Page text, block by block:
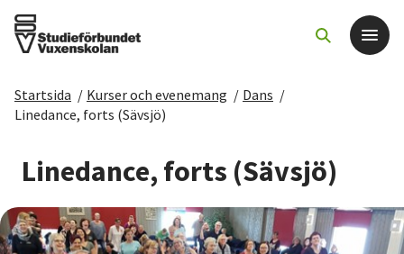
Det här gör vi
För dig som
Sök kurser och evenemang
Startsida / Kurser och evenemang / Dans /
Linedance, forts (Sävsjö)
Linedance, forts (Sävsjö)